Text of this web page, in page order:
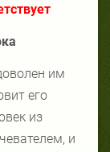
им
его
из
и